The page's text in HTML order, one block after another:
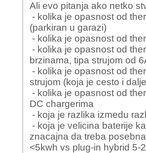
Ali evo pitanja ako netko
- kolika je opasnost od
(parkiran u garazi)
- kolika je opasnost od
- kolika je opasnost od
brzinama, tipa strujom od
- kolika je opasnost od
strujom (koja je cesto i
- kolika je opasnost od
DC chargerima
- koja je razlika izmedu
- koja je velicina baterije
znacajna da treba
<5kwh vs plug-in hybrid 5-